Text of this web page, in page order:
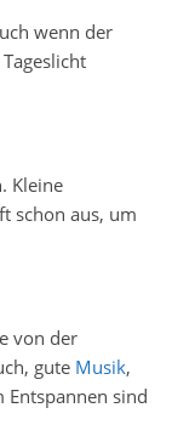
wenn der
Kleine
schon aus, um
von der
gute Musik,
Entspannen sind